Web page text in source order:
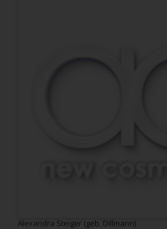
Alexandra Steiger (geb. Dillmann)